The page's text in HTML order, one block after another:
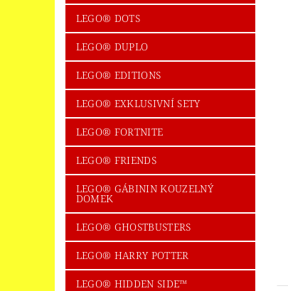
LEGO® DOTS
LEGO® DUPLO
LEGO® EDITIONS
LEGO® EXKLUSIVNÍ SETY
LEGO® FORTNITE
LEGO® FRIENDS
LEGO® GÁBININ KOUZELNÝ
DOMEK
LEGO® GHOSTBUSTERS
LEGO® HARRY POTTER
LEGO® HIDDEN SIDE™